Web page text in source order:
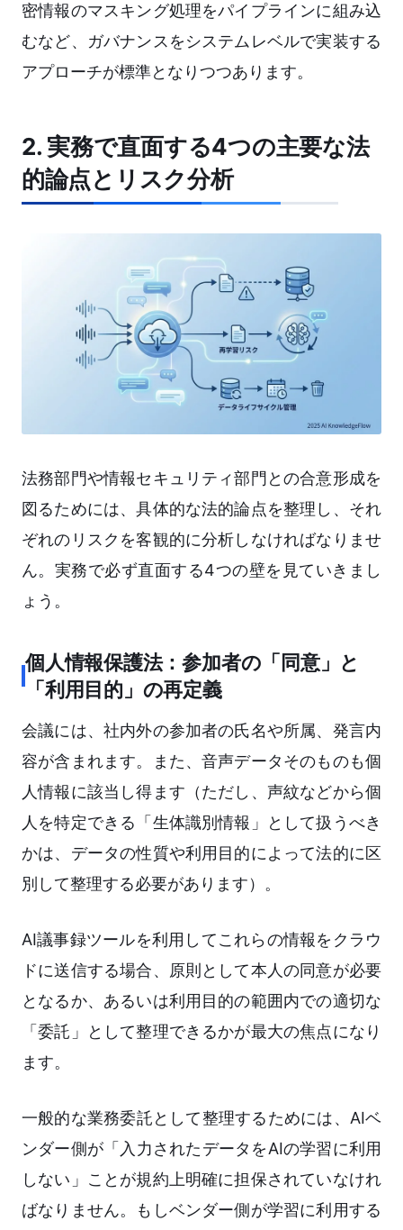
密情報のマスキング処理をパイプラインに組み込
むなど、ガバナンスをシステムレベルで実装する
アプローチが標準となりつつあります。
2. 実務で直面する4つの主要な法
的論点とリスク分析
法務部門や情報セキュリティ部門との合意形成を
図るためには、具体的な法的論点を整理し、それ
ぞれのリスクを客観的に分析しなければなりませ
ん。実務で必ず直面する4つの壁を見ていきまし
ょう。
個人情報保護法：参加者の「同意」と
「利用目的」の再定義
会議には、社内外の参加者の氏名や所属、発言内
容が含まれます。また、音声データそのものも個
人情報に該当し得ます（ただし、声紋などから個
人を特定できる「生体識別情報」として扱うべき
かは、データの性質や利用目的によって法的に区
別して整理する必要があります）。
AI議事録ツールを利用してこれらの情報をクラウ
ドに送信する場合、原則として本人の同意が必要
となるか、あるいは利用目的の範囲内での適切な
「委託」として整理できるかが最大の焦点になり
ます。
一般的な業務委託として整理するためには、AIベ
ンダー側が「入力されたデータをAIの学習に利用
しない」ことが規約上明確に担保されていなけれ
ばなりません。もしベンダー側が学習に利用する